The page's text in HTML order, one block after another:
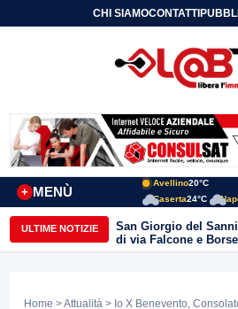
CHI SIAMOCONTATTI
MENÙ
+
Avellino20°C
Caserta24°C
ULTIME NOTIZIE
San Giorgio del
di via Falcone e
Lombardi replicano
Home >Attualità > Io X Benevento,